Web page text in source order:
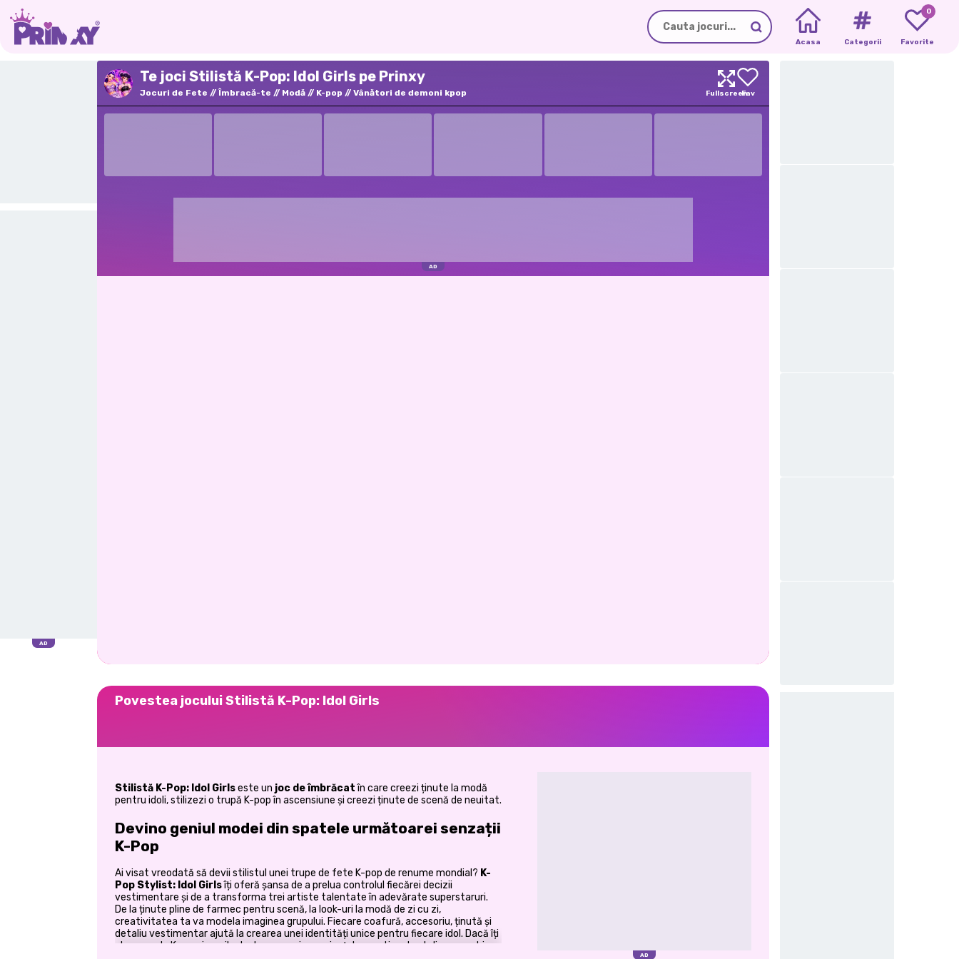
Acasa Categorii
0
Favorite
Te joci Stilistă K-Pop: Idol Girls pe Prinxy
Jocuri de Fete Îmbracă-te Modă K-pop Vânători de demoni kpop
Povestea jocului Stilistă K-Pop: Idol Girls
Stilistă K-Pop: Idol Girlseste un joc de îmbrăcatîn care creezi ținute la modă
pentru idoli, stilizezi o trupă K-pop în ascensiune și creezi ținute de scenă de neuitat.
Devino geniul modei din spatele următoarei senzații
K-Pop
Ai visat vreodată să devii stilistul unei trupe de fete K-pop de renume mondial? K-
Pop Stylist: Idol Girlsîți oferă șansa de a prelua controlul fiecărei decizii
vestimentare și de a transforma trei artiste talentate în adevărate superstaruri.
De la ținute pline de farmec pentru scenă, la look-uri la modă de zi cu zi,
creativitatea ta va modela imaginea grupului. Fiecare coafură, accesoriu, ținută și
detaliu vestimentar ajută la crearea unei identități unice pentru fiecare idol. Dacă îți
place moda K-pop, jocurile de dress-up și experiențele creative de styling, acest joc